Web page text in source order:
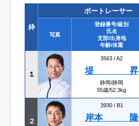
枠
ボートレーサー
写真
登録番号/級別
氏名
支部/出身地
年齢/体重
１
3563 /A2
堤 昇
静岡/静岡
55歳/52.3kg
２
3930 / B1
岸本 隆